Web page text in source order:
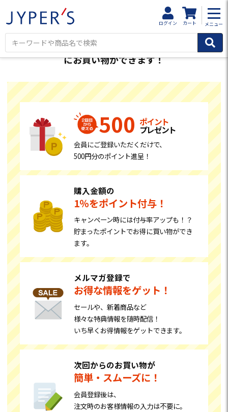
ログイン カート メニュー
HOME 会員登録
会員登録で、
にお買い物ができます！
500 ポイント
プレゼント
会員にご登録いただくだけで、
500円分のポイント進呈！
購入金額の
1％をポイント付与！
キャンペーン時には付与率アップも！？
貯まったポイントでお得に買い物ができ
ます。
メルマガ登録で
お得な情報をゲット！
セールや、新着商品など
様々な特典情報を随時配信！
いち早くお得情報をゲットできます。
次回からのお買い物が
簡単・スムーズに！
会員登録後は、
注文時のお客様情報の入力は不要に。